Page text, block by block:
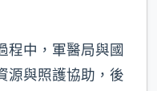
程中，軍醫局與國
源與照護協助，後